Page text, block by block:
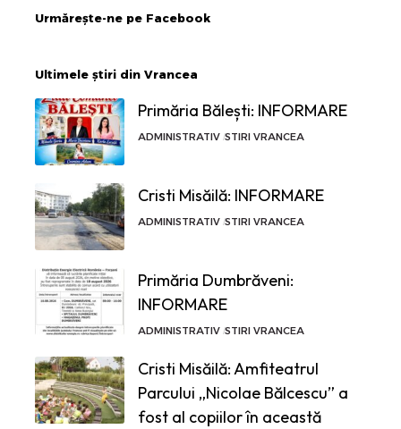
Urmărește-ne pe Facebook
Ultimele știri din Vrancea
Primăria Bălești: INFORMARE
ADMINISTRATIV STIRI VRANCEA
Cristi Misăilă: INFORMARE
ADMINISTRATIV STIRI VRANCEA
Primăria Dumbrăveni:
INFORMARE
ADMINISTRATIV STIRI VRANCEA
Cristi Misăilă: Amfiteatrul
Parcului „Nicolae Bălcescu” a
fost al copiilor în această